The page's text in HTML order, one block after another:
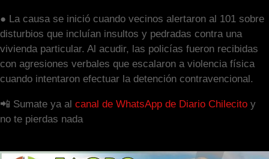
● La causa se inició cuando vecinos alertaron al 101 sobre
disturbios que incluían insultos y pedradas contra una
vivienda particular. Al acudir, las policías fueron recibidas
con agresiones verbales que escalaron a violencia física
cuando intentaron efectuar la detención contravencional.
📲 Sumate ya al canal de WhatsApp de Diario Chilecito y
no te pierdas nada